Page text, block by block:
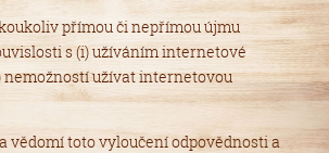
přímou či nepřímou újmu
s (i) užíváním internetové
nemožností užívat internetovou
vědomí toto vyloučení odpovědnosti a